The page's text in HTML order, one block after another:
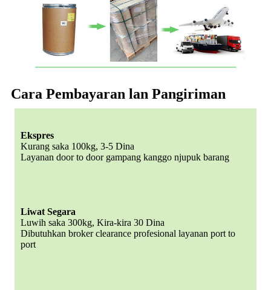
Cara Pembayaran lan Pangiriman
Ekspres
Kurang saka 100kg, 3-5 Dina
Layanan door to door gampang kanggo njupuk barang
Liwat Segara
Luwih saka 300kg, Kira-kira 30 Dina
Dibutuhkan broker clearance profesional layanan port to
port